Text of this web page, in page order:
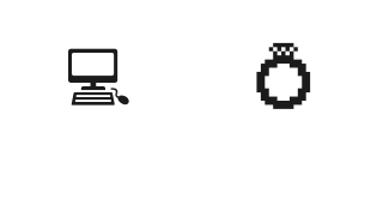
💻 💍